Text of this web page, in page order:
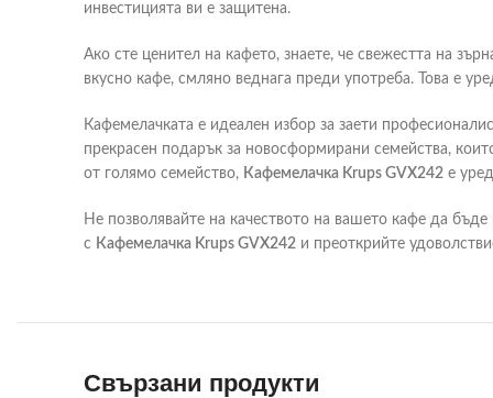
инвестицията ви е защитена.
Ако сте ценител на кафето, знаете, че свежестта на
вкусно кафе, смляно веднага преди употреба. Това е
Кафемелачката е идеален избор за заети
прекрасен подарък за новосформирани семейства,
от голямо семейство, Кафемелачка Krups GVX242 е
Не позволявайте на качеството на вашето кафе да
с Кафемелачка Krups GVX242 и преоткрийте
Свързани продукти